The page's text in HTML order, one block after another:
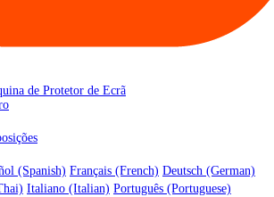
de Protetor de Ecrã
(Spanish) Français (French) Deutsch (German)
Italiano (Italian) Português (Portuguese)